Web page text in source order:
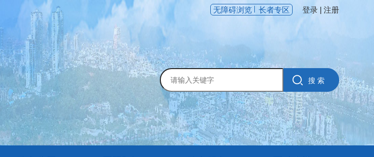
无障碍浏览 长者专区 登录 | 注册